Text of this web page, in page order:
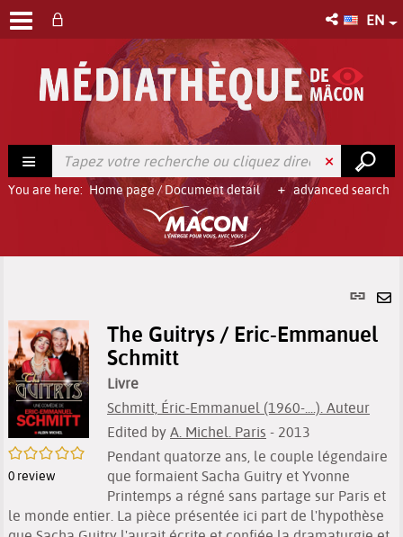
EN
advanced search
You are here: Home page/Document detail
link
/5
0 review
The Guitrys / Eric-Emmanuel
Schmitt
Livre
Schmitt, Éric-Emmanuel (1960-....). Auteur
Edited by A. Michel. Paris - 2013
Pendant quatorze ans, le couple légendaire
que formaient Sacha Guitry et Yvonne
Printemps a régné sans partage sur Paris et
le monde entier. La pièce présentée ici part de l'hypothèse